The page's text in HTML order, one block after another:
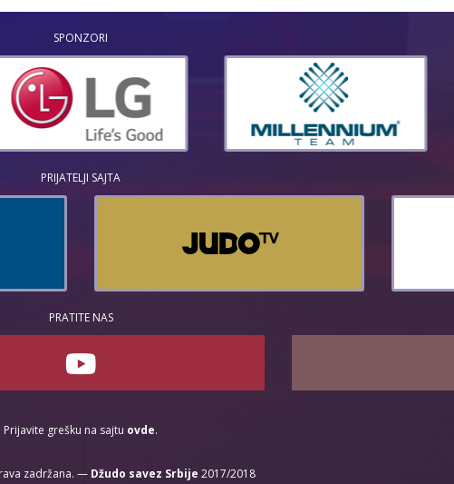
SPONZORI
PRIJATELJI SAJTA
PRATITE NAS
Prijavite grešku na sajtu ovde.
zadržana. — Džudo savez Srbije 2017/2018